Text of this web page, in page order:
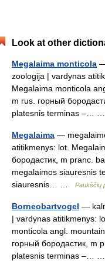
Look at other
Megalaima monticola
zoologija | vardynas
Megalaima monticola
m rus. горный
platesnis terminas –…
Megalaima —
atitikmenys: lot.
бородастик, m pranc.
megalaimos siauresnis
siauresnis… …
Paukščių
Borneobartvogel —
| vardynas atitikmenys:
monticola angl.
горный бородастик, m
platesnis terminas –…